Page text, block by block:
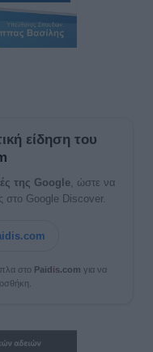
είδηση του
της Google , ώστε να
στο Google Discover.
στο Paidis.com για να